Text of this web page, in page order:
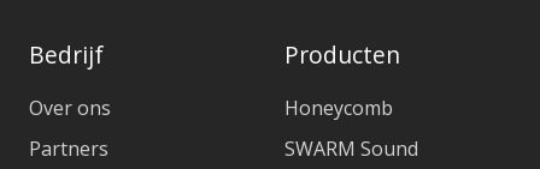
Bedrijf
Over ons
Partners
Producten
Honeycomb
SWARM Sound